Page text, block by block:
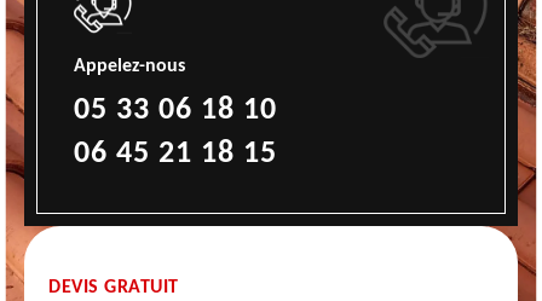
Appelez-nous
05 33 06 18 10
06 45 21 18 15
DEVIS GRATUIT